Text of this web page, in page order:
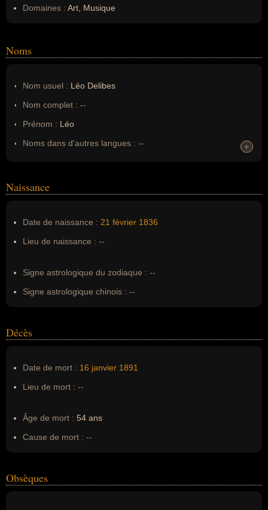
Domaines : Art, Musique
Noms
Nom usuel : Léo Delibes
Nom complet : --
Prénom : Léo
Noms dans d'autres langues : --
Nom de famille :Delibes
+
+
Naissance
Date de naissance : 21 février 1836
Lieu de naissance : --
Signe astrologique du zodiaque : --
Signe astrologique chinois : --
Décès
Date de mort : 16 janvier 1891
Lieu de mort : --
Âge de mort : 54 ans
Cause de mort : --
Obsèques